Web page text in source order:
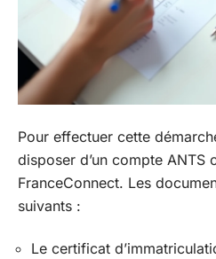
Pour effectuer cette
disposer d’un compte ANTS
FranceConnect. Les
suivants :
Le certificat